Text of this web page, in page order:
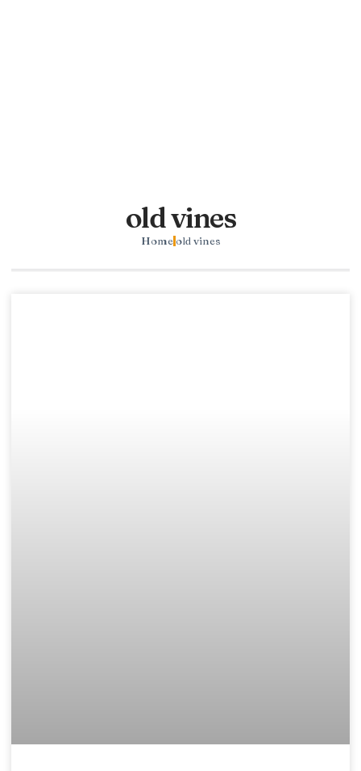
old vines
Home old vines